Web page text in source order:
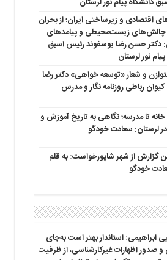
اقتصادی و زیرساختی ایران؛ از بحران
چالش‌های زیست‌محیطی و پیامدهای
دکتر حسن رضا یوسفوند رئیس اسبق
نور لرستان
و شعار «توسعه خواهی» دکتر رضا
رباطی روزنامه نگار و مدرس
تا مدرسه؛ نگاهی به تاریخ آموزش و
لرستان: سعادت خودگو
گزارش از شهر شاپورخواست: به قلم
خودگو
ابراهیمی: استاندار بهتر است به‌جای
و صدور اظهارات غیرکارشناسی، از ظرفیت